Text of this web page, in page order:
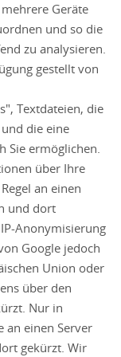
Geräte
und so die
zu analysieren.
gestellt von
Textdateien, die
die eine
Sie ermöglichen.
über Ihre
an einen
und dort
Anonymisierung
Google jedoch
Union oder
über den
Nur in
an einen Server
gekürzt. Wir